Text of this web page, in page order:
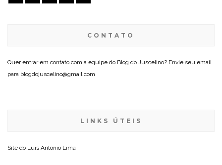
CONTATO
Quer entrar em contato com a equipe do Blog do Juscelino? Envie seu email
para blogdojuscelino@gmail.com
LINKS ÚTEIS
Site do Luis Antonio Lima